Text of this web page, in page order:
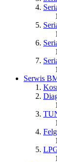
Serwis